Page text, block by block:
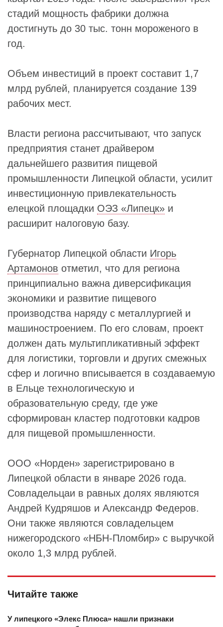
стадий мощность фабрики должна
достигнуть до 30 тыс. тонн мороженого в
год.
Объем инвестиций в проект составит 1,7
млрд рублей, планируется создание 139
рабочих мест.
Власти региона рассчитывают, что запуск
предприятия станет драйвером
дальнейшего развития пищевой
промышленности Липецкой области, усилит
инвестиционную привлекательность
елецкой площадки ОЭЗ «Липецк» и
расширит налоговую базу.
Губернатор Липецкой области Игорь
Артамонов отметил, что для региона
принципиально важна диверсификация
экономики и развитие пищевого
производства наряду с металлургией и
машиностроением. По его словам, проект
должен дать мультипликативный эффект
для логистики, торговли и других смежных
сфер и логично вписывается в создаваемую
в Ельце технологическую и
образовательную среду, где уже
сформирован кластер подготовки кадров
для пищевой промышленности.
ООО «Норден» зарегистрировано в
Липецкой области в январе 2026 года.
Совладельцаи в равных долях являются
Андрей Кудряшов и Александр Федеров.
Они также являются совладельцем
нижегородского «НБН-Пломбир» с выручкой
около 1,3 млрд рублей.
Читайте также
У липецкого «Элекс Плюса» нашли признаки